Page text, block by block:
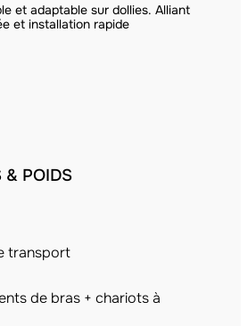
et adaptable sur dollies. Alliant
et installation rapide
& POIDS
transport
de bras + chariots à